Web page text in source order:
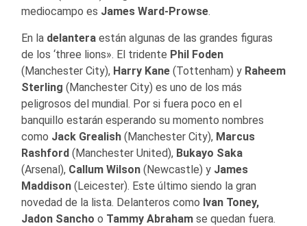
mediocampo es James Ward-Prowse.
En la delantera están algunas de las grandes figuras
de los ‘three lions». El tridente Phil Foden
(Manchester City), Harry Kane (Tottenham) y Raheem
Sterling (Manchester City) es uno de los más
peligrosos del mundial. Por si fuera poco en el
banquillo estarán esperando su momento nombres
como Jack Grealish (Manchester City), Marcus
Rashford (Manchester United), Bukayo Saka
(Arsenal), Callum Wilson (Newcastle) y James
Maddison (Leicester). Este último siendo la gran
novedad de la lista. Delanteros como Ivan Toney,
Jadon Sancho o Tammy Abraham se quedan fuera.